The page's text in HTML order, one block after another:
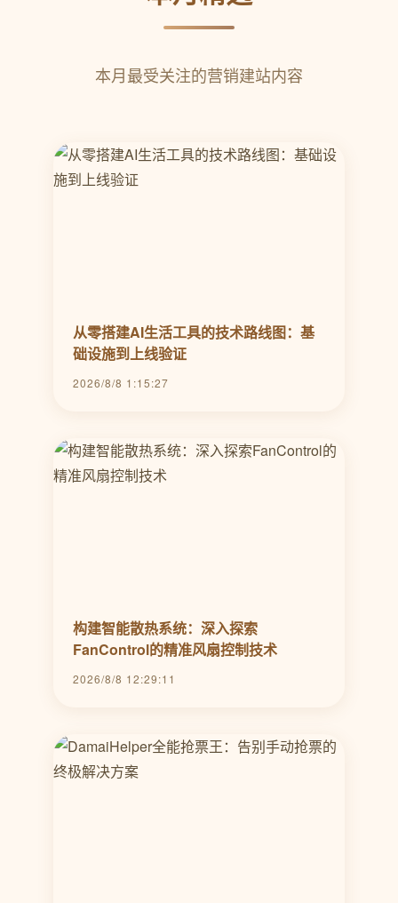
本月最受关注的营销建站内容
从零搭建AI生活工具的技术路线图：基
础设施到上线验证
2026/8/8 1:15:27
构建智能散热系统：深入探索
FanControl的精准风扇控制技术
2026/8/8 12:29:11